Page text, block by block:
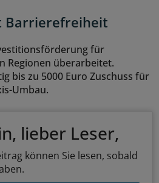
Barrierefreiheit
für
Regionen überarbeitet.
bis zu 5000 Euro Zuschuss für
Umbau.
lieber Leser,
können Sie lesen, sobald